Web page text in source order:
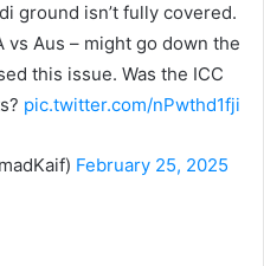
ground isn’t fully covered.
vs Aus – might go down the
this issue. Was the ICC
pic.twitter.com/nPwthd1fji
February 25, 2025